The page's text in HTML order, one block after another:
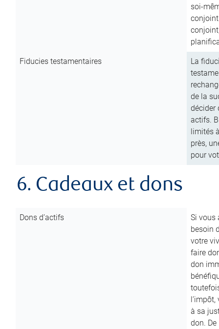
soi-
Fiducies testamentaires
La
de la
décider
actifs.
limités
près,
pour
6. Cadeaux et dons
Dons d’actifs
Si vous
besoin
votre
faire
don
à sa
don.